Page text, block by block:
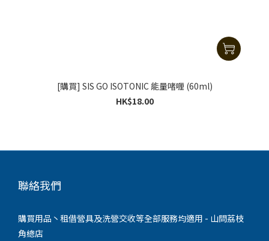
[購買] SIS GO ISOTONIC 能量啫喱 (60ml)
HK$18.00
聯絡我們
購買用品丶租借營具及洗營交收等全部服務均適用 - 山問荔枝
角總店